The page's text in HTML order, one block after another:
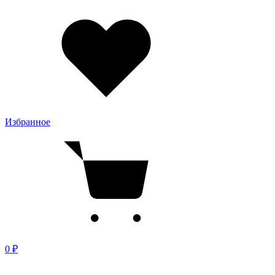
Избранное
0 ₽